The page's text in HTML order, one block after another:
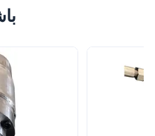
باشید